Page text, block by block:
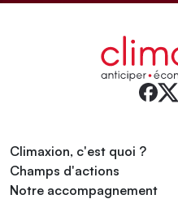
Climaxion, c'est quoi ?
Champs d'actions
Notre accompagnement